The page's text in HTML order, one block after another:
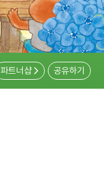
파트너샵 공유하기